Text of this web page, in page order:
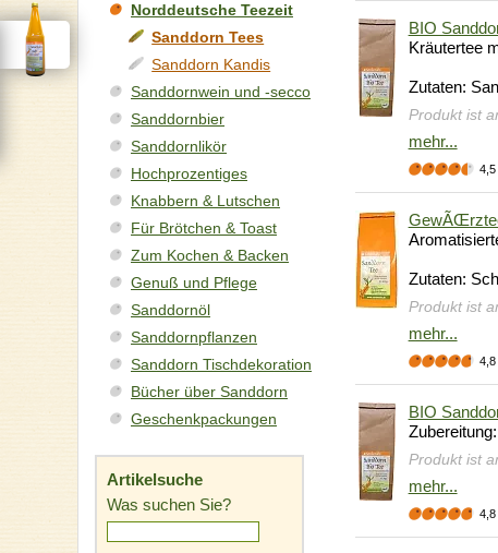
Norddeutsche Teezeit
Sanddorn Tees
Sanddorn Kandis
Sanddornwein und -secco
Sanddornbier
Sanddornlikör
Hochprozentiges
Knabbern & Lutschen
Für Brötchen & Toast
Zum Kochen & Backen
Genuß und Pflege
Sanddornöl
Sanddornpflanzen
Sanddorn Tischdekoration
Bücher über Sanddorn
Geschenkpackungen
Artikelsuche
Was suchen Sie?
BIO
Kräutertee
Zutaten:
Produkt ist
mehr...
4,5
Zutaten:
Produkt ist
mehr...
4,8
BIO
Produkt ist
mehr...
4,8